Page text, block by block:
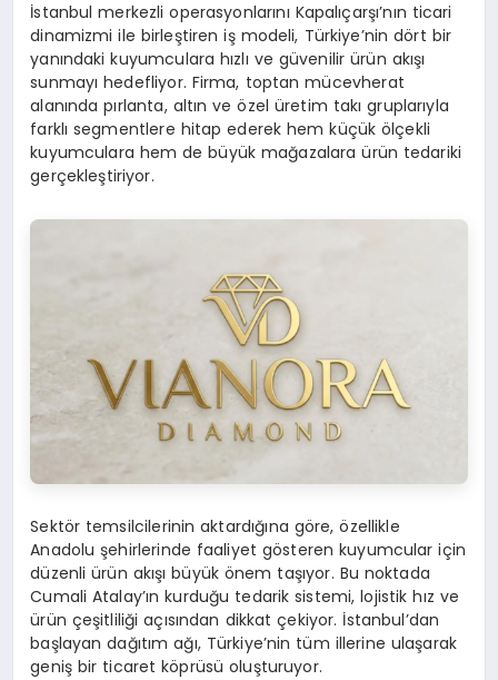
İstanbul merkezli operasyonlarını Kapalıçarşı’nın ticari
dinamizmi ile birleştiren iş modeli, Türkiye’nin dört bir
yanındaki kuyumculara hızlı ve güvenilir ürün akışı
sunmayı hedefliyor. Firma, toptan mücevherat
alanında pırlanta, altın ve özel üretim takı gruplarıyla
farklı segmentlere hitap ederek hem küçük ölçekli
kuyumculara hem de büyük mağazalara ürün tedariki
gerçekleştiriyor.
Sektör temsilcilerinin aktardığına göre, özellikle
Anadolu şehirlerinde faaliyet gösteren kuyumcular için
düzenli ürün akışı büyük önem taşıyor. Bu noktada
Cumali Atalay’ın kurduğu tedarik sistemi, lojistik hız ve
ürün çeşitliliği açısından dikkat çekiyor. İstanbul’dan
başlayan dağıtım ağı, Türkiye’nin tüm illerine ulaşarak
geniş bir ticaret köprüsü oluşturuyor.